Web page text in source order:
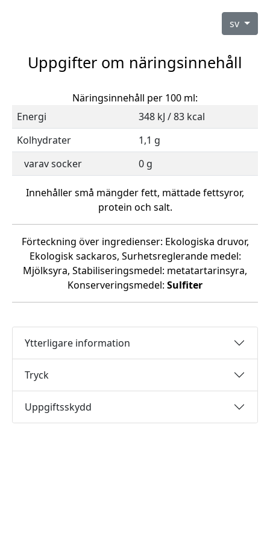
sv
Uppgifter om näringsinnehåll
Näringsinnehåll per 100 ml:
Energi
348 kJ / 83 kcal
Kolhydrater
1,1 g
varav socker
0 g
Innehåller små mängder fett, mättade fettsyror,
protein och salt.
Förteckning över ingredienser: Ekologiska druvor,
Ekologisk sackaros, Surhetsreglerande medel:
Mjölksyra, Stabiliseringsmedel: metatartarinsyra,
Konserveringsmedel: Sulfiter
Ytterligare information
Tryck
Uppgiftsskydd